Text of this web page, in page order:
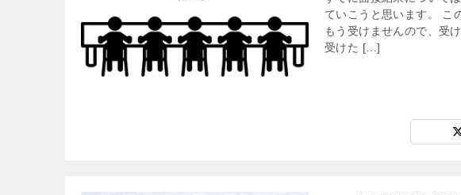
ていこうと思います。 こ
もう受けませんので、受
受けた […]